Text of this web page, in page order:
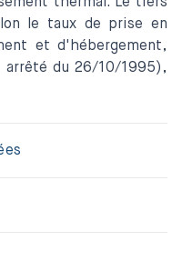
le taux de prise en
et d'hébergement,
arrêté du 26/10/1995),